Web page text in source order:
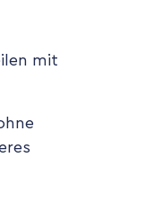
mit